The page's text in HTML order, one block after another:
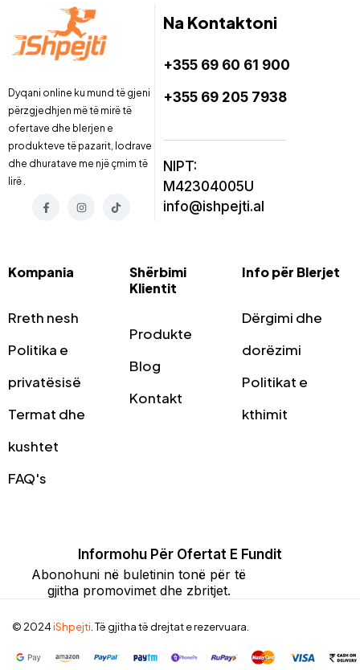
Dyqani online ku mund të gjeni
përzgjedhjen më të mirë të
ofertave dhe blerjen e
produkteve të pazarit, lodrave
dhe dhuratave me një çmim të
lirë .
Na Kontaktoni
+355 69 60 61 900
+355 69 205 7938
NIPT:
M42304005U
info@ishpejti.al
Kompania
Rreth nesh
Politika e
privatësisë
Termat dhe
kushtet
FAQ's
Shërbimi
Klientit
Produkte
Blog
Kontakt
Info për Blerjet
Dërgimi dhe
dorëzimi
Politikat e
kthimit
Informohu Për Ofertat E Fundit
Abonohuni në buletinin tonë për të
gjitha promovimet dhe zbritjet.
© 2024iShpejti. Të gjitha të drejtat e rezervuara.